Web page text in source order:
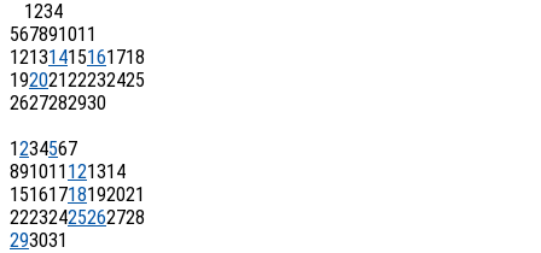
1234
567891011
12131415161718
19202122232425
2627282930
1234567
891011121314
15161718192021
22232425262728
293031